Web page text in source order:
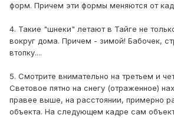
форм. Причем эти формы меняются от
4. Такие "шнеки" летают в Тайге не
вокруг дома. Причем - зимой! Бабочек,
втопку....
5. Смотрите внимательно на третьем и
Световое пятно на снегу (отраженное)
правее выше, на расстоянии, примерно
объекта. На следующем кадре сам